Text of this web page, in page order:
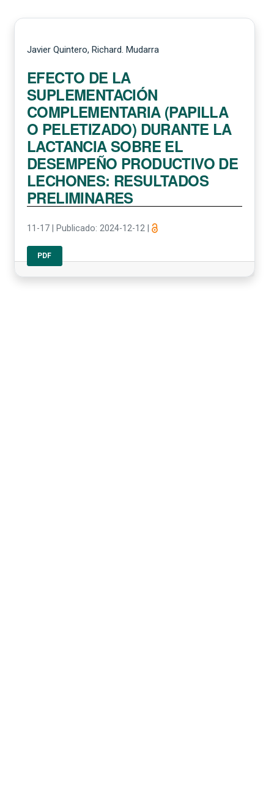
Javier Quintero, Richard. Mudarra
EFECTO DE LA
SUPLEMENTACIÓN
COMPLEMENTARIA (PAPILLA
O PELETIZADO) DURANTE LA
LACTANCIA SOBRE EL
DESEMPEÑO PRODUCTIVO DE
LECHONES: RESULTADOS
PRELIMINARES
11-17 Publicado: 2024-12-12
PDF